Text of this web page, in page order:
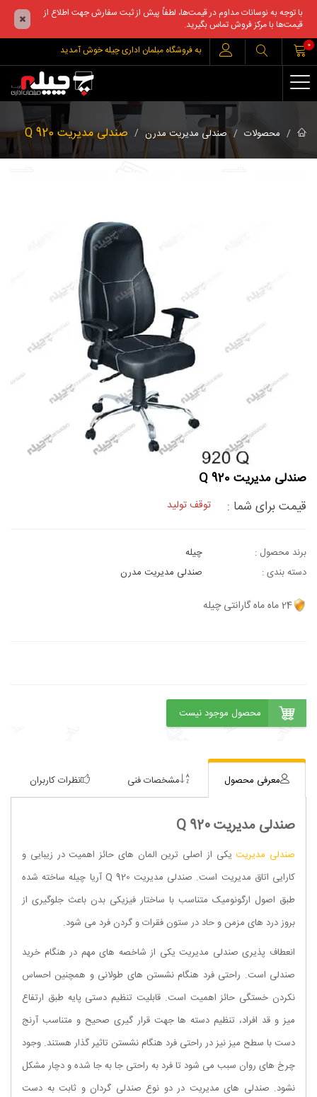
با توجه به نوسانات مداوم در قیمت‌ها، لطفاً پیش از ثبت سفارش جهت اطلاع از
قیمت‌ها با مرکز فروش تماس بگیرید.
به فروشگاه مبلمان اداری چیله خوش آمدید
0
محصولات صندلی مدیریت مدرن صندلی مدیریت 920 Q
صندلی مدیریت 920 Q
قیمت برای شما :
توقف تولید
برند محصول :
چیله
دسته بندی :
صندلی مدیریت مدرن
24 ماه ماه گارانتی چیله
معرفی محصول مشخصات فنی نظرات کاربران
صندلی مدیریت 920 Q
صندلی مدیریتیکی از اصلی ترین المان های حائز اهمیت در زیبایی و
کارایی اتاق مدیریت است. صندلی مدیریت 920 Q
آریا چیلهساخته شده
طبق اصول ارگونومیک متناسب با ساختار فیزیکی بدن باعث جلوگیری از
بروز درد های مزمن و حاد در ستون فقرات و گردن فرد می شود.
انعطاف پذیری صندلی مدیریت یکی از شاخصه های مهم در هنگام خرید
صندلی است. راحتی فرد هنگام نشستن های طولانی و همچنین احساس
نکردن خستگی حائز اهمیت است. قابلیت تنظیم دستی پایه طبق ارتفاع
میز و قد افراد، تنظیم دسته ها جهت قرار گیری صحیح و متناسب آرنج
دست با سطح میز نیز در راحتی فرد هنگام نشستن تاثیر گذار هستند. وجود
چرخ های روان سبب می شود تا فرد به راحتی جا به جا شده و دچار مشکل
نشود. صندلی های مدیریت در دو نوع صندلی گردان و ثابت به دست